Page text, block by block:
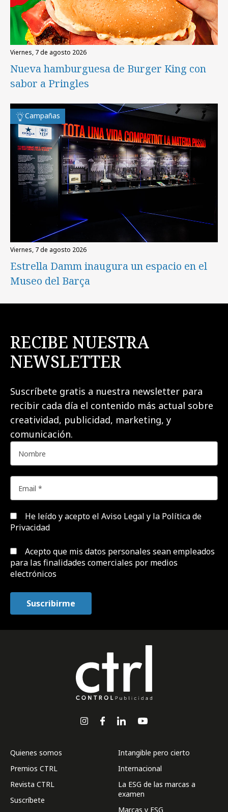
viernes, 7 de agosto 2026
Nueva hamburguesa de Burger King con
sabor a Pringles
Campañas
viernes, 7 de agosto 2026
Estrella Damm inaugura un espacio en el
Museo del Barça
RECIBE NUESTRA
NEWSLETTER
Suscríbete gratis a nuestra newsletter para
recibir cada día el contenido más actual sobre
creatividad, publicidad, marketing, y
comunicación.
He leído y acepto el Aviso Legal y la Política de
Privacidad
Acepto que mis datos personales sean empleados
para las finalidades comerciales por medios
electrónicos
Quienes somos
Premios CTRL
Revista CTRL
Suscríbete
Intangible pero cierto
Internacional
La ESG de las marcas a
examen
Marcas y ESG